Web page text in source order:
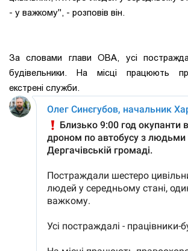
- у важкому", - розповів він.
За словами глави ОВА, усі
будівельники. На місці працюють
екстрені служби.